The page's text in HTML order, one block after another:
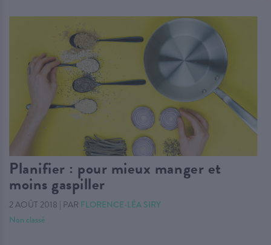
Planifier : pour mieux manger et
moins gaspiller
2 AOÛT 2018 | PAR FLORENCE-LÉA SIRY
Non classé